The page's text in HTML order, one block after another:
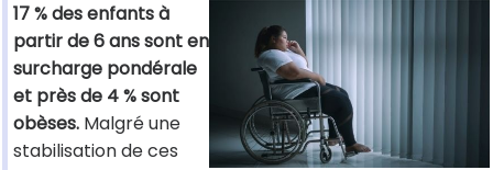
17 % des enfants à
partir de 6 ans sont en
surcharge pondérale
et près de 4 % sont
obèses. Malgré une
stabilisation de ces